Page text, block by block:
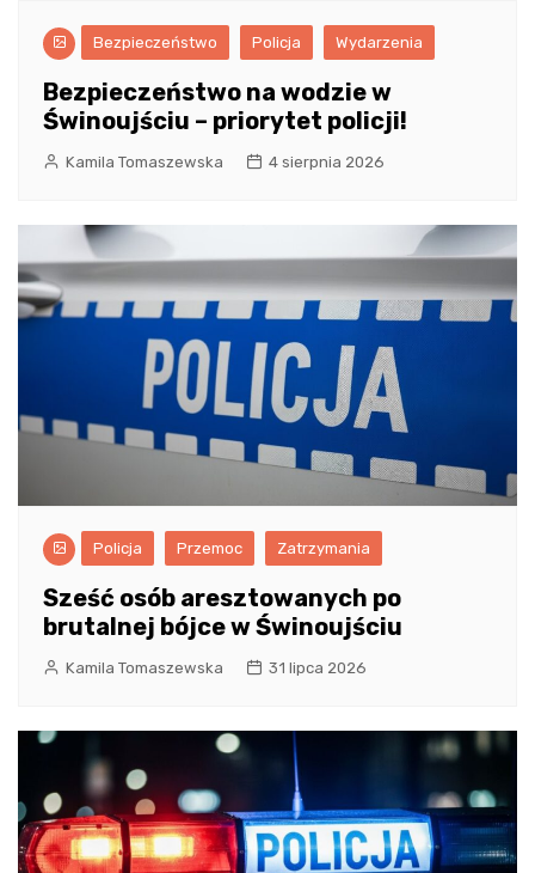
Bezpieczeństwo Policja Wydarzenia
Bezpieczeństwo na wodzie w
Świnoujściu – priorytet policji!
Kamila Tomaszewska 4 sierpnia 2026
Policja Przemoc Zatrzymania
Sześć osób aresztowanych po
brutalnej bójce w Świnoujściu
Kamila Tomaszewska 31 lipca 2026